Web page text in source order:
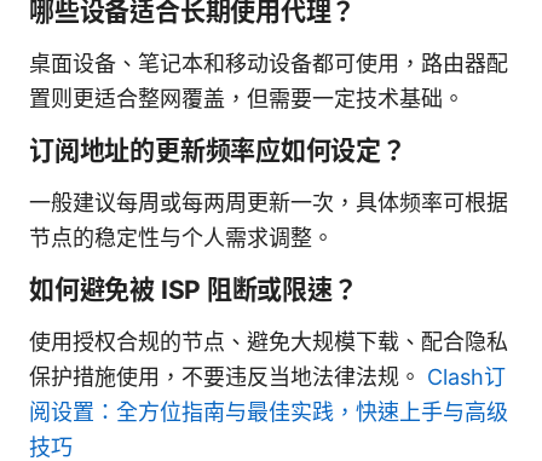
哪些设备适合长期使用代理？
桌面设备、笔记本和移动设备都可使用，路由器配
置则更适合整网覆盖，但需要一定技术基础。
订阅地址的更新频率应如何设定？
一般建议每周或每两周更新一次，具体频率可根据
节点的稳定性与个人需求调整。
如何避免被 ISP 阻断或限速？
使用授权合规的节点、避免大规模下载、配合隐私
保护措施使用，不要违反当地法律法规。 Clash订
阅设置：全方位指南与最佳实践，快速上手与高级
技巧